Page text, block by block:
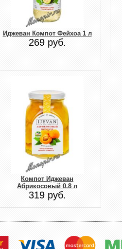
Иджеван Компот Фейхоа 1 л
269 руб.
Компот Иджеван
Абрикосовый 0.8 л
319 руб.